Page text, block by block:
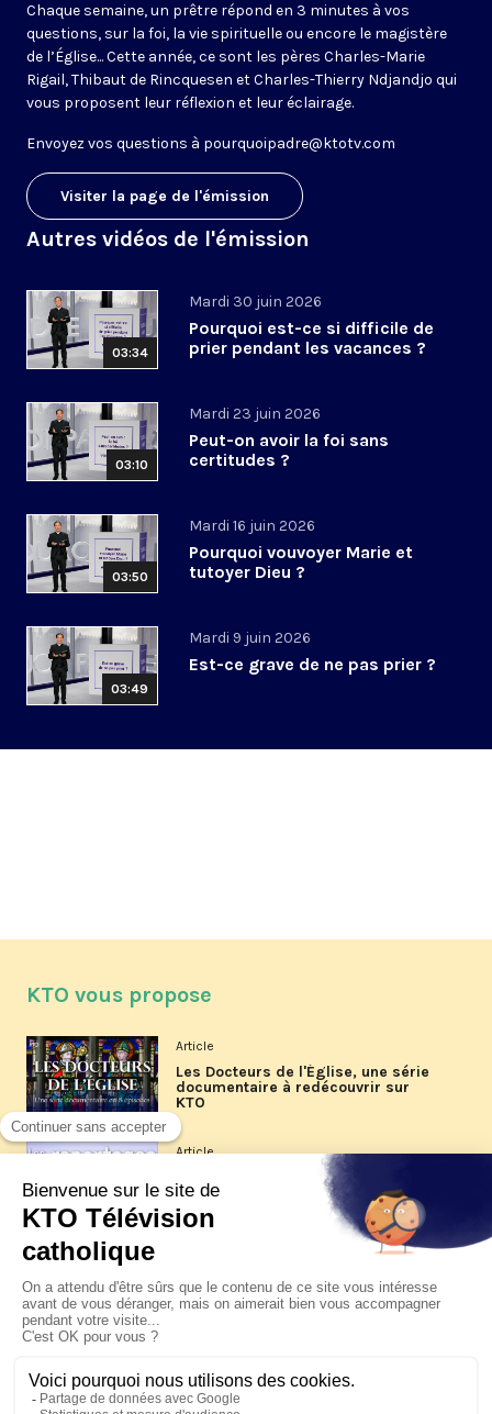
Chaque semaine, un prêtre répond en 3 minutes à vos
questions, sur la foi, la vie spirituelle ou encore le magistère
de l’Église... Cette année, ce sont les pères Charles-Marie
Rigail, Thibaut de Rincquesen et Charles-Thierry Ndjandjo qui
vous proposent leur réflexion et leur éclairage.
Envoyez vos questions à pourquoipadre@ktotv.com
Visiter la page de l'émission
Autres vidéos de l'émission
03:34
Mardi 30 juin 2026
Pourquoi est-ce si difficile de
prier pendant les vacances ?
03:10
Mardi 23 juin 2026
Peut-on avoir la foi sans
certitudes ?
03:50
Mardi 16 juin 2026
Pourquoi vouvoyer Marie et
tutoyer Dieu ?
03:49
Mardi 9 juin 2026
Est-ce grave de ne pas prier ?
KTO vous propose
Article
Les Docteurs de l'Église, une série
documentaire à redécouvrir sur
KTO
Article
Les reportages d'été 2026 de KTO
La visite pastorale du pape Léon
XIV à Assise à suivre sur KTO le
jeudi 6 août
Le pape en Uruguay, Argentine et
Pérou du 6 au 17 novembre 2026